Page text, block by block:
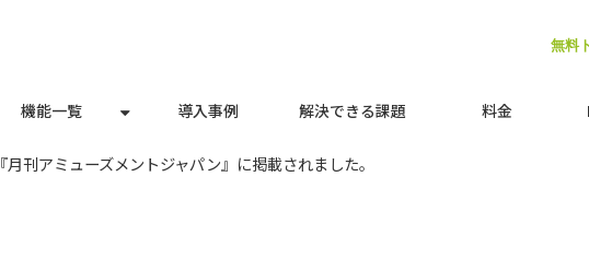
無料
機能一覧 導入事例 解決できる課題 料金
『月刊アミューズメントジャパン』に掲載されました。